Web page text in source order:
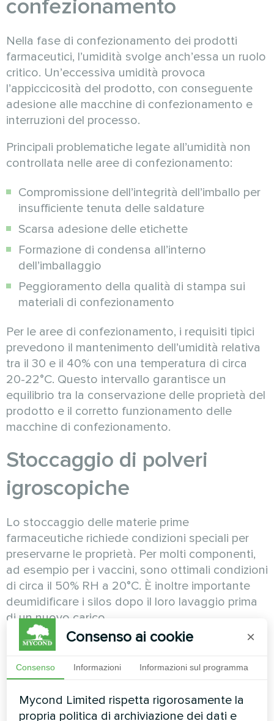
confezionamento
Nella fase di confezionamento dei prodotti
farmaceutici, l’umidità svolge anch’essa un ruolo
critico. Un’eccessiva umidità provoca
l’appiccicosità del prodotto, con conseguente
adesione alle macchine di confezionamento e
interruzioni del processo.
Principali problematiche legate all’umidità non
controllata nelle aree di confezionamento:
Compromissione dell’integrità dell’imballo per
insufficiente tenuta delle saldature
Scarsa adesione delle etichette
Formazione di condensa all’interno
dell’imballaggio
Peggioramento della qualità di stampa sui
materiali di confezionamento
Per le aree di confezionamento, i requisiti tipici
prevedono il mantenimento dell’umidità relativa
tra il 30 e il 40% con una temperatura di circa
20-22°C. Questo intervallo garantisce un
equilibrio tra la conservazione delle proprietà del
prodotto e il corretto funzionamento delle
macchine di confezionamento.
Stoccaggio di polveri
igroscopiche
Lo stoccaggio delle materie prime
farmaceutiche richiede condizioni speciali per
preservarne le proprietà. Per molti componenti,
ad esempio per i vaccini, sono ottimali condizioni
di circa il 50% RH a 20°C. È inoltre importante
deumidificare i silos dopo il loro lavaggio prima
di un nuovo carico.
Mantenere la scorrevolezza delle polveri è un
fattore critico in tutte le fasi: dallo stoccaggio
nel silo, al trasporto tramite nastri o coclee, fino
allo stoccaggio finale del prodotto finito. Anche
un temporaneo aumento dell’umidità può
Consenso ai cookie ×
Consenso Informazioni Informazioni sul programma
Mycond Limited rispetta rigorosamente la
propria politica di archiviazione dei dati e